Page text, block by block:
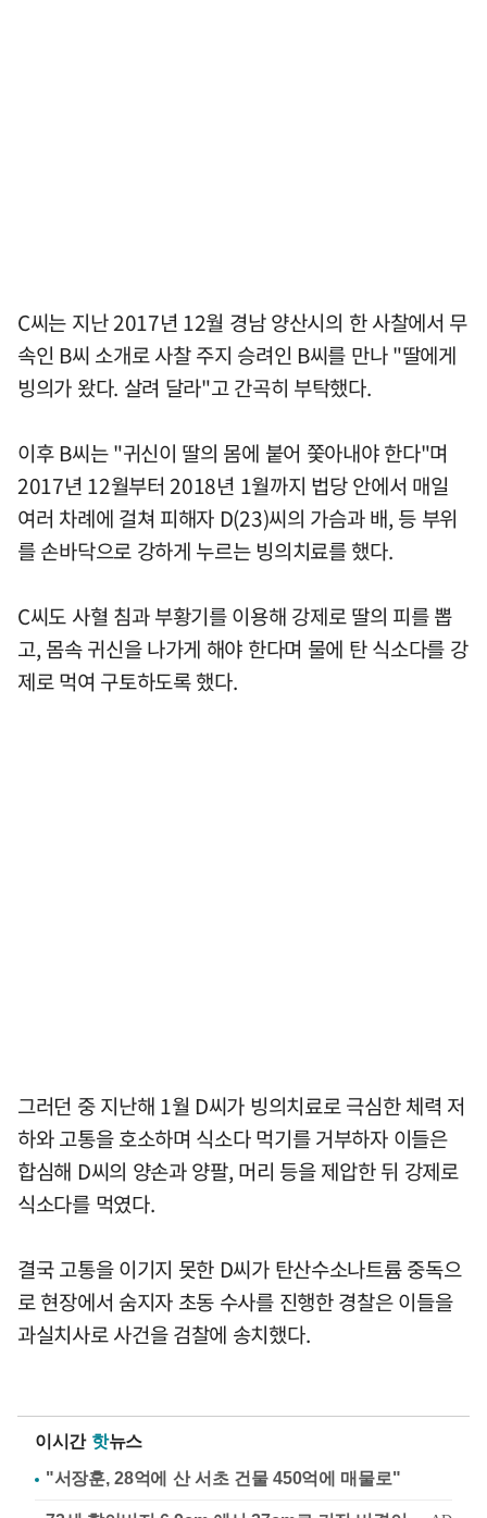
C씨는 지난 2017년 12월 경남 양산시의 한 사찰에서 무
속인 B씨 소개로 사찰 주지 승려인 B씨를 만나 "딸에게
빙의가 왔다. 살려 달라"고 간곡히 부탁했다.
이후 B씨는 "귀신이 딸의 몸에 붙어 쫓아내야 한다"며
2017년 12월부터 2018년 1월까지 법당 안에서 매일
여러 차례에 걸쳐 피해자 D(23)씨의 가슴과 배, 등 부위
를 손바닥으로 강하게 누르는 빙의치료를 했다.
C씨도 사혈 침과 부황기를 이용해 강제로 딸의 피를 뽑
고, 몸속 귀신을 나가게 해야 한다며 물에 탄 식소다를 강
제로 먹여 구토하도록 했다.
그러던 중 지난해 1월 D씨가 빙의치료로 극심한 체력 저
하와 고통을 호소하며 식소다 먹기를 거부하자 이들은
합심해 D씨의 양손과 양팔, 머리 등을 제압한 뒤 강제로
식소다를 먹였다.
결국 고통을 이기지 못한 D씨가 탄산수소나트륨 중독으
로 현장에서 숨지자 초동 수사를 진행한 경찰은 이들을
과실치사로 사건을 검찰에 송치했다.
이시간 핫뉴스
"서장훈, 28억에 산 서초 건물 450억에 매물로"